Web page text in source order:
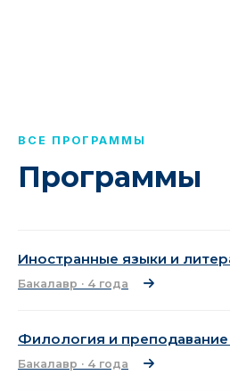
ВСЕ ПРОГРАММЫ
Программы
Иностранные языки и
Бакалавр · 4 года
Филология и преподавание
Бакалавр · 4 года